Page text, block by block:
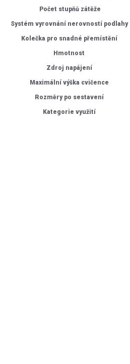
Počet stupňů zátěže
Systém vyrovnání nerovností podlahy
Kolečka pro snadné přemístění
Hmotnost
Zdroj napájení
Maximální výška cvičence
Rozměry po sestavení
Kategorie využití